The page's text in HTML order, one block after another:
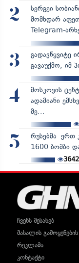
2
სერგეი
მომხდარ
Telegram-
3
გადავწყვიტე
გავაუქმო, იმ
4
მოსკოვის
ადამიანი
მე...
5
რუსებმა ერთ
1600 ბომბი
3642
ჩვენს შესახებ
მასალის
რეკლამა
კონტაქტი